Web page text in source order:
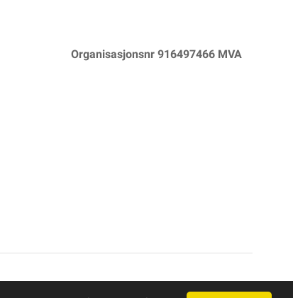
Organisasjonsnr 916497466 MVA